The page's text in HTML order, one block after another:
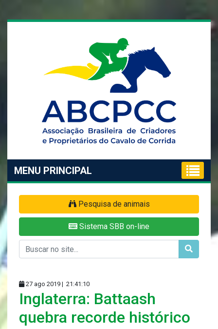
MENU PRINCIPAL
Pesquisa de animais
Sistema SBB on-line
27 ago 2019 | 21:41:10
Inglaterra: Battaash
quebra recorde histórico